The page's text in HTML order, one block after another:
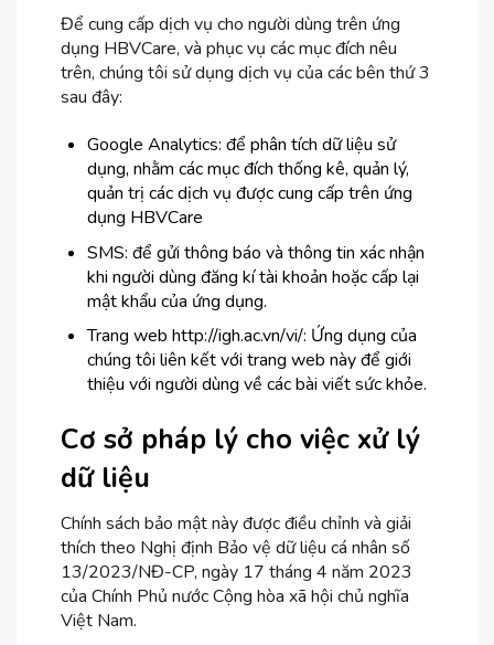
Để cung cấp dịch vụ cho người dùng trên ứng
dụng HBVCare, và phục vụ các mục đích nêu
trên, chúng tôi sử dụng dịch vụ của các bên thứ 3
sau đây:
Google Analytics: để phân tích dữ liệu sử
dụng, nhằm các mục đích thống kê, quản lý,
quản trị các dịch vụ được cung cấp trên ứng
dụng HBVCare
SMS: để gửi thông báo và thông tin xác nhận
khi người dùng đăng kí tài khoản hoặc cấp lại
mật khẩu của ứng dụng.
Trang web http://igh.ac.vn/vi/: Ứng dụng của
chúng tôi liên kết với trang web này để giới
thiệu với người dùng về các bài viết sức khỏe.
Cơ sở pháp lý cho việc xử lý
dữ liệu
Chính sách bảo mật này được điều chỉnh và giải
thích theo Nghị định Bảo vệ dữ liệu cá nhân số
13/2023/NĐ-CP, ngày 17 tháng 4 năm 2023
của Chính Phủ nước Cộng hòa xã hội chủ nghĩa
Việt Nam.